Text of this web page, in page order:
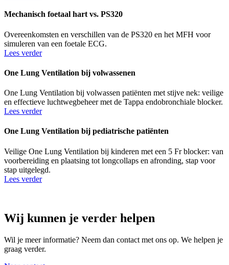
Mechanisch foetaal hart vs. PS320
Overeenkomsten en verschillen van de PS320 en het MFH voor
simuleren van een foetale ECG.
Lees verder
One Lung Ventilation bij volwassenen
One Lung Ventilation bij volwassen patiënten met stijve nek: veilige
en effectieve luchtwegbeheer met de Tappa endobronchiale blocker.
Lees verder
One Lung Ventilation bij pediatrische patiënten
Veilige One Lung Ventilation bij kinderen met een 5 Fr blocker: van
voorbereiding en plaatsing tot longcollaps en afronding, stap voor
stap uitgelegd.
Lees verder
Wij kunnen je verder helpen
Wil je meer informatie? Neem dan contact met ons op. We helpen je
graag verder.